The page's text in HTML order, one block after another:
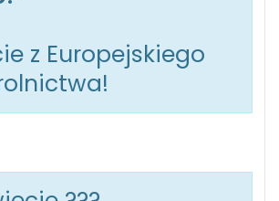
z Europejskiego